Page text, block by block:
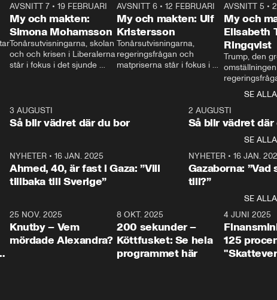
24:30
AVSNITT 7• 19 FEBRUARI
My och makten:
Simona Mohamsson
Tonårsutvisningarna, skolan
och och krisen i Liberalerna
står i fokus i det sjunde
kommentator My
Rohwedder ställer
utbildnings- och
Mohamsson till svars.
27:30
AVSNITT 6 •12 FEBRUARI
My och makten: Ulf
Kristersson
Tonårsutvisningarna,
regeringsfrågan och
matpriserna står i fokus i
Rohwedder ställer
statsminister Ulf Kristersson
AVSNITT 5 •
My och
Elisabeth
Ringqvist
Trump, den
centrum i
avsnittet av
Makten”. Se
Aftonbladets
Rohwedder
Thand Ring
SE ALLA
3 AUGUSTI
Så blir vädret där du bor
2 AUGUSTI
Så blir vädret där
SE ALLA
NYHETER• 16 JAN. 2025
Ahmed, 40, är fast i Gaza: ”Vill
tillbaka till Sverige”
NYHETER• 16 JAN.
Gazaborna:
till?”
SE ALLA
31:05
25 NOV. 2025
Knutby – Vem
mördade Alexandra?
4:29
8 OKT. 2025
200 sekunder –
Köttfusket: Se hela
programmet här
4 JUNI 2025
125